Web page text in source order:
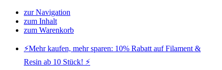
zur Navigation
zum Inhalt
zum Warenkorb
⚡️Mehr kaufen, mehr sparen: 10% Rabatt auf Filament &
Resin ab 10 Stück! ⚡️